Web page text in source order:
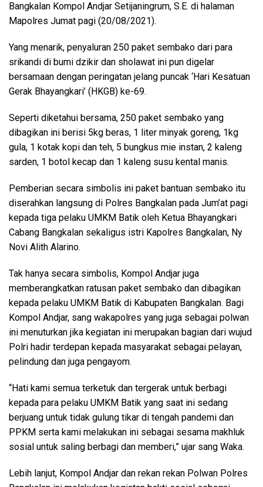
Bangkalan Kompol Andjar Setijaningrum, S.E. di halaman
Mapolres Jumat pagi (20/08/2021).
Yang menarik, penyaluran 250 paket sembako dari para
srikandi di bumi dzikir dan sholawat ini pun digelar
bersamaan dengan peringatan jelang puncak ‘Hari Kesatuan
Gerak Bhayangkari’ (HKGB) ke-69.
Seperti diketahui bersama, 250 paket sembako yang
dibagikan ini berisi 5kg beras, 1 liter minyak goreng, 1kg
gula, 1 kotak kopi dan teh, 5 bungkus mie instan, 2 kaleng
sarden, 1 botol kecap dan 1 kaleng susu kental manis.
Pemberian secara simbolis ini paket bantuan sembako itu
diserahkan langsung di Polres Bangkalan pada Jum’at pagi
kepada tiga pelaku UMKM Batik oleh Ketua Bhayangkari
Cabang Bangkalan sekaligus istri Kapolres Bangkalan, Ny
Novi Alith Alarino.
Tak hanya secara simbolis, Kompol Andjar juga
memberangkatkan ratusan paket sembako dan dibagikan
kepada pelaku UMKM Batik di Kabupaten Bangkalan. Bagi
Kompol Andjar, sang wakapolres yang juga sebagai polwan
ini menuturkan jika kegiatan ini merupakan bagian dari wujud
Polri hadir terdepan kepada masyarakat sebagai pelayan,
pelindung dan juga pengayom.
“Hati kami semua terketuk dan tergerak untuk berbagi
kepada para pelaku UMKM Batik yang saat ini sedang
berjuang untuk tidak gulung tikar di tengah pandemi dan
PPKM serta kami melakukan ini sebagai sesama makhluk
sosial untuk saling berbagi dan memberi,” ujar sang Waka.
Lebih lanjut, Kompol Andjar dan rekan rekan Polwan Polres